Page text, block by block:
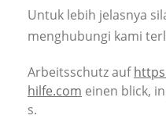
Untuk lebih jelasnya
menghubungi kami
Arbeitsschutz auf
hilfe.com einen blick,
s.